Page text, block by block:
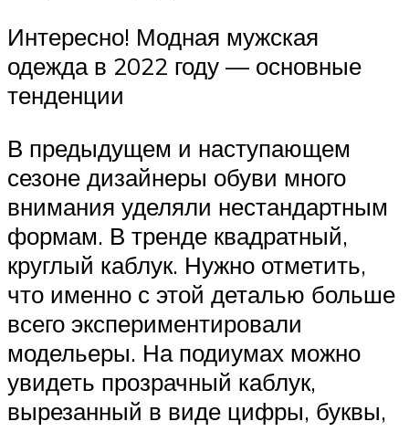
Интересно! Модная мужская
одежда в 2022 году — основные
тенденции
В предыдущем и наступающем
сезоне дизайнеры обуви много
внимания уделяли нестандартным
формам. В тренде квадратный,
круглый каблук. Нужно отметить,
что именно с этой деталью больше
всего экспериментировали
модельеры. На подиумах можно
увидеть прозрачный каблук,
вырезанный в виде цифры, буквы,